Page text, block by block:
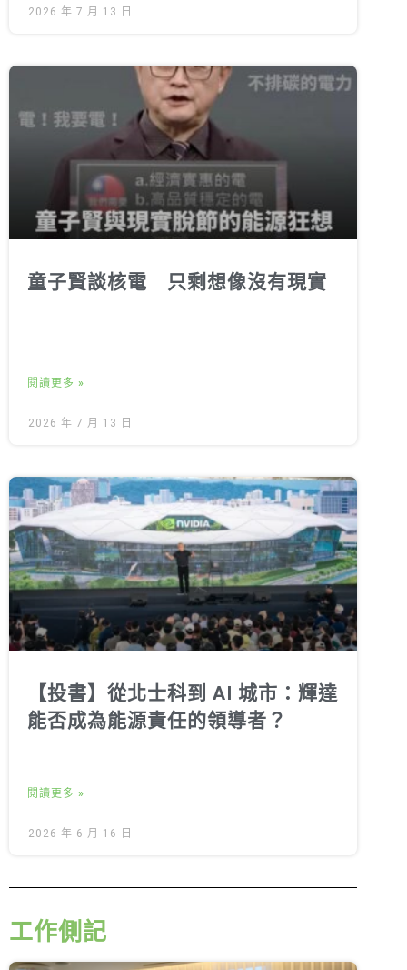
2026 年 7 月 13 日
童子賢談核電 只剩想像沒有現實
閱讀更多 »
2026 年 7 月 13 日
【投書】從北士科到 AI 城市：輝達
能否成為能源責任的領導者？
閱讀更多 »
2026 年 6 月 16 日
工作側記